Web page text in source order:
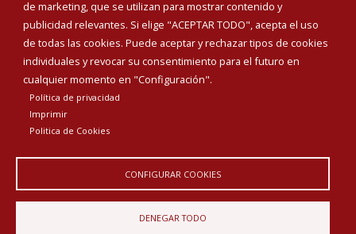
de marketing, que se utilizan para mostrar contenido y
publicidad relevantes. Si elige "ACEPTAR TODO", acepta el uso
de todas las cookies. Puede aceptar y rechazar tipos de cookies
individuales y revocar su consentimiento para el futuro en
cualquier momento en "Configuración".
Política de privacidad
Imprimir
Politica de Cookies
CONFIGURAR COOKIES
DENEGAR TODO